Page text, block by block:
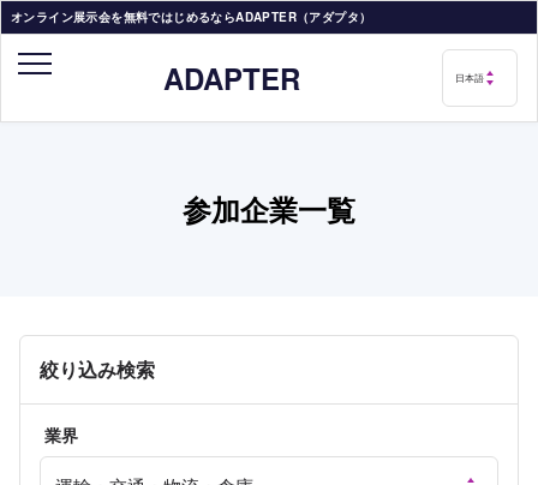
オンライン展示会を無料ではじめるならADAPTER（アダプタ）
ADAPTER
参加企業一覧
絞り込み検索
業界